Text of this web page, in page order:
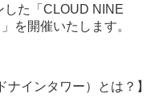
した「CLOUD NINE
を開催いたします。
ナインタワー）とは？】